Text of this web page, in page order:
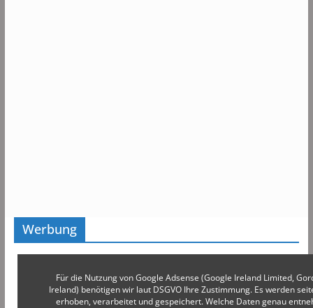
Werbung
Für die Nutzung von Google Adsense (Google Ireland Limited,
Ireland) benötigen wir laut DSGVO Ihre Zustimmung. Es werden
erhoben, verarbeitet und gespeichert. Welche Daten genau